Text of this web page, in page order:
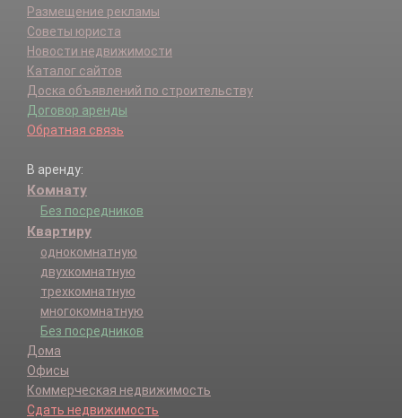
Размещение рекламы
Советы юриста
Новости недвижимости
Каталог сайтов
Доска объявлений по строительству
Договор аренды
Обратная связь
В аренду:
Комнату
Без посредников
Квартиру
однокомнатную
двухкомнатную
трехкомнатную
многокомнатную
Без посредников
Дома
Офисы
Коммерческая недвижимость
Сдать недвижимость